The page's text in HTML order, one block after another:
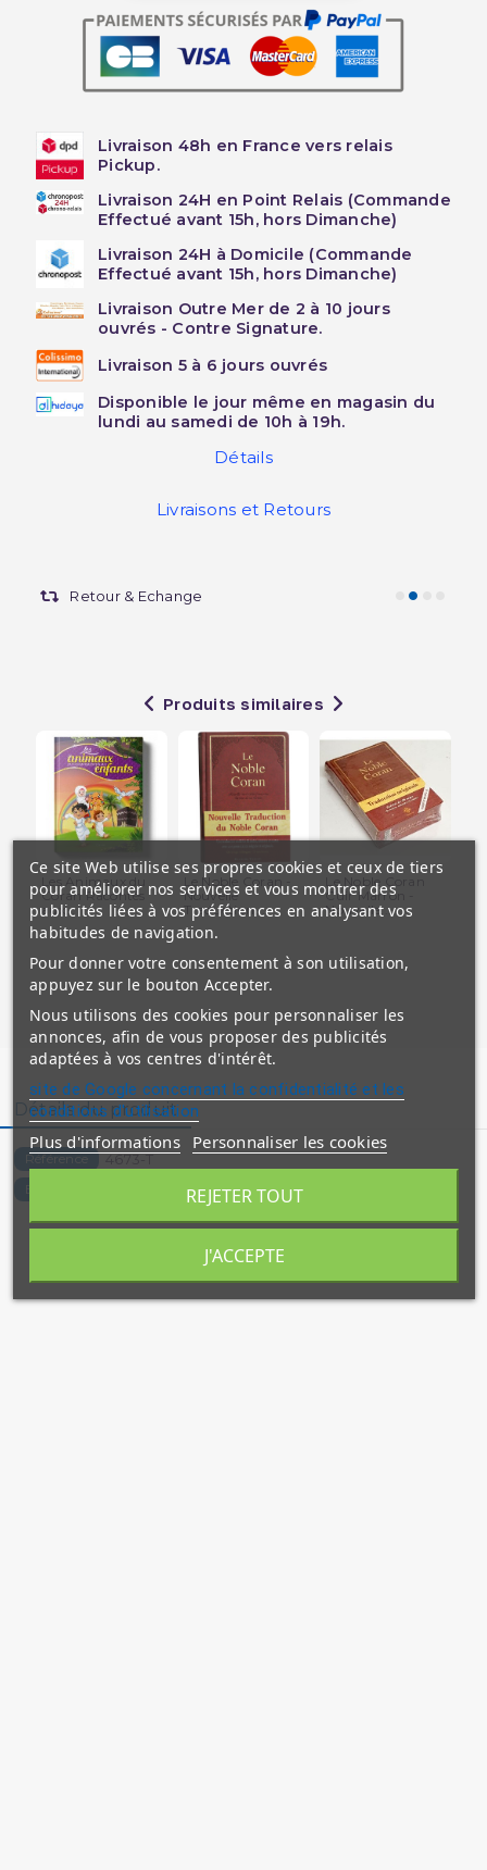
Livraison 48h en France vers relais
Pickup.
Livraison 24H en Point Relais (Commande
Effectué avant 15h, hors Dimanche)
Livraison 24H à Domicile (Commande
Effectué avant 15h, hors Dimanche)
Livraison Outre Mer de 2 à 10 jours
ouvrés - Contre Signature.
Livraison 5 à 6 jours ouvrés
Disponible le jour même en magasin du
lundi au samedi de 10h à 19h.
Détails
Livraisons et Retours
Retour & Echange
Produits similaires
Les Animaux du
Coran Racontés
aux...
Le Noble Coran -
Nouvelle
Traduction...
Le Noble Coran
Cuir Marron -
Nouvelle...
Détails du produit
Référence 4673-T
EAN13 9782848623122
Ce site Web utilise ses propres cookies et ceux de tiers
pour améliorer nos services et vous montrer des
publicités liées à vos préférences en analysant vos
habitudes de navigation.
Pour donner votre consentement à son utilisation,
appuyez sur le bouton Accepter.
Nous utilisons des cookies pour personnaliser les
annonces, afin de vous proposer des publicités
adaptées à vos centres d'intérêt.
site de Google concernant la confidentialité et les
conditions d'utilisation
Plus d'informations Personnaliser les cookies
REJETER TOUT
J'ACCEPTE